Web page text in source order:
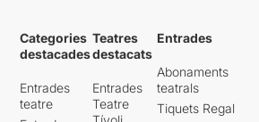
Categories
destacades
Entrades
teatre
Teatres
destacats
Entrades
Teatre
Entrades
Abonaments
teatrals
Tiquets Regal